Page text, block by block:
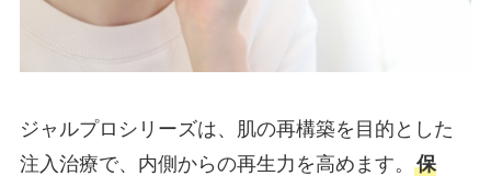
ジャルプロシリーズは、肌の再構築を目的とした
注入治療で、内側からの再生力を高めます。 保